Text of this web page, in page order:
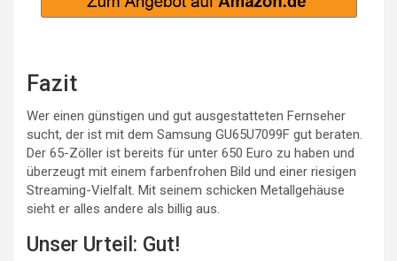
Fazit
Wer einen günstigen und gut ausgestatteten Fernseher
sucht, der ist mit dem Samsung GU65U7099F gut beraten.
Der 65-Zöller ist bereits für unter 650 Euro zu haben und
überzeugt mit einem farbenfrohen Bild und einer riesigen
Streaming-Vielfalt. Mit seinem schicken Metallgehäuse
sieht er alles andere als billig aus.
Unser Urteil: Gut!